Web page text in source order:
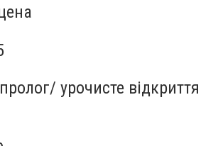
/ урочисте відкриття